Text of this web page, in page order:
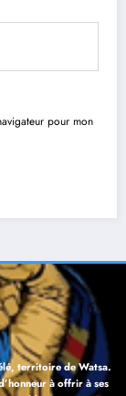
pour mon
territoire de Watsa.
à offrir à ses